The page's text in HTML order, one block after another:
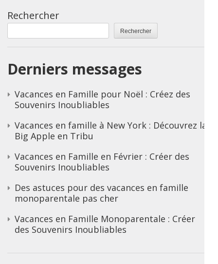
Rechercher
Rechercher
Derniers messages
Vacances en Famille pour Noël : Créez des
Souvenirs Inoubliables
Vacances en famille à New York : Découvrez la
Big Apple en Tribu
Vacances en Famille en Février : Créer des
Souvenirs Inoubliables
Des astuces pour des vacances en famille
monoparentale pas cher
Vacances en Famille Monoparentale : Créer
des Souvenirs Inoubliables